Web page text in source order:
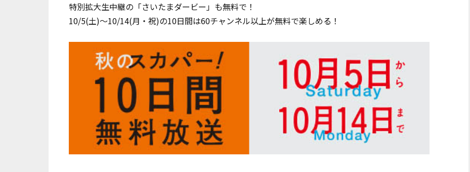
特別拡大生中継の「さいたまダービー」も無料で！
10/5(土)～10/14(月・祝)の10日間は60チャンネル以上が無料で楽しめる！